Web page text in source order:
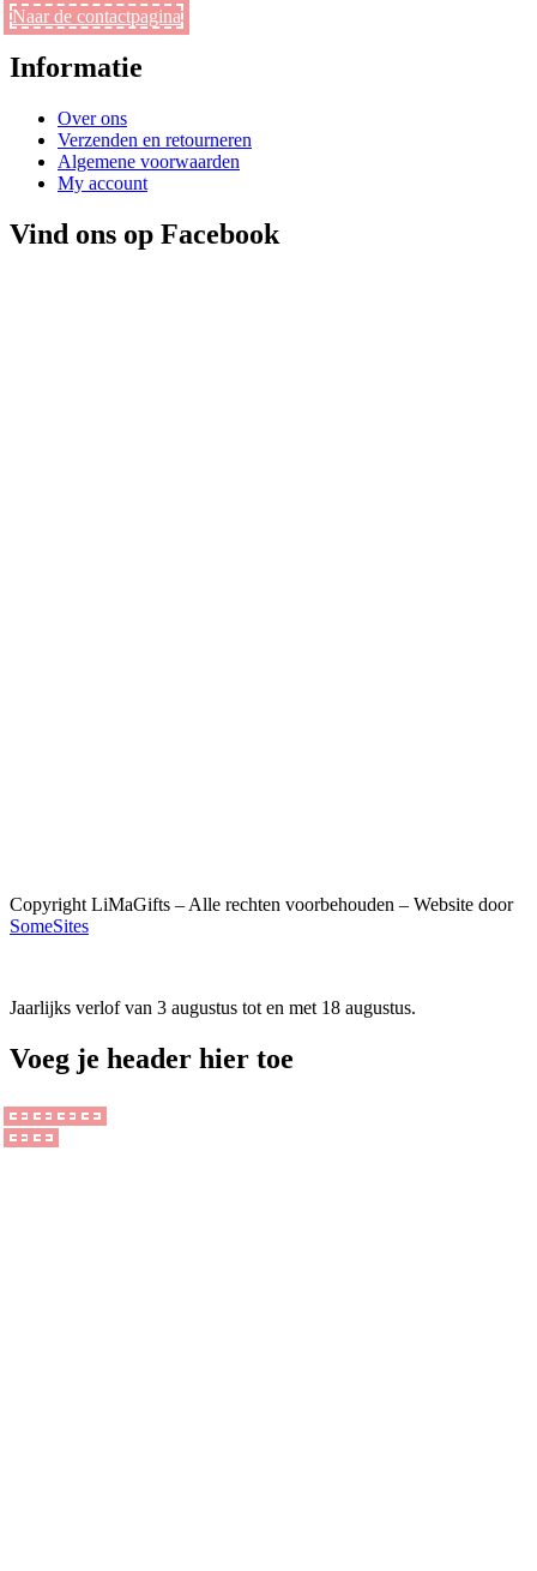
Naar de contactpagina
Informatie
Over ons
Verzenden en retourneren
Algemene voorwaarden
My account
Vind ons op Facebook
Copyright LiMaGifts – Alle rechten voorbehouden – Website door
SomeSites
Jaarlijks verlof van 3 augustus tot en met 18 augustus.
Voeg je header hier toe